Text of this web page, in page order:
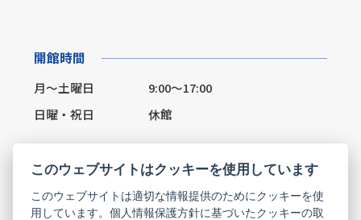
開館時間
月～土曜日
9:00～17:00
日曜・祝日
休館
Facebook X(Twitter)
このウェブサイトはクッキーを使用しています
このウェブサイトは適切な情報提供のためにクッキーを使
用しています。個人情報保護方針に基づいたクッキーの取